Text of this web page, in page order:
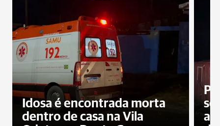
Idosa é encontrada morta
dentro de casa na Vila